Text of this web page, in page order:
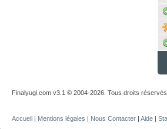
Finalyugi.com v3.1 © 2004-2026. Tous droits
Accueil | Mentions légales | Nous Contacter | Aide |